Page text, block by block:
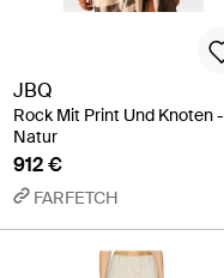
JBQ
Rock Mit Print Und Knoten -
Natur
912 €
FARFETCH